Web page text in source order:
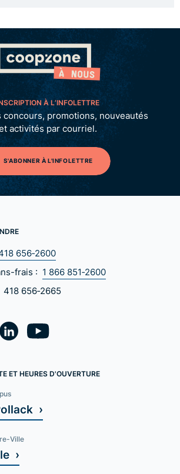
À L’INFOLETTRE
concours, promotions, nouveautés
activités par courriel.
S'ABONNER À L'INFOLETTRE
656‑2600
frais : 1 866 851‑2600
418 656‑2665
ET HEURES D'OUVERTURE
›
Ville
›